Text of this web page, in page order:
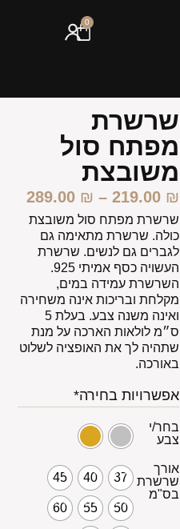
0
שרשרת
מפתח סול
משובצת
219.00 ₪
–
289.00 ₪
שרשרת מפתח סול משובצת
כולה. שרשרת מתאימה גם
לגברים גם לנשים. שרשרת
העשויה כסף אמיתי 925.
השרשרת עמידה במים,
מקלחת ובריכות אינה משחירה
ואינה משנה צבע. בעלת 5
ס״מ לולאות הארכה על מנת
שתהיה לך את האופציה לשלוט
באורכה.
אפשרויות בחירה*
בחר/י
צבע
אורך
שרשרת
בס"מ
37
40
45
50
55
60